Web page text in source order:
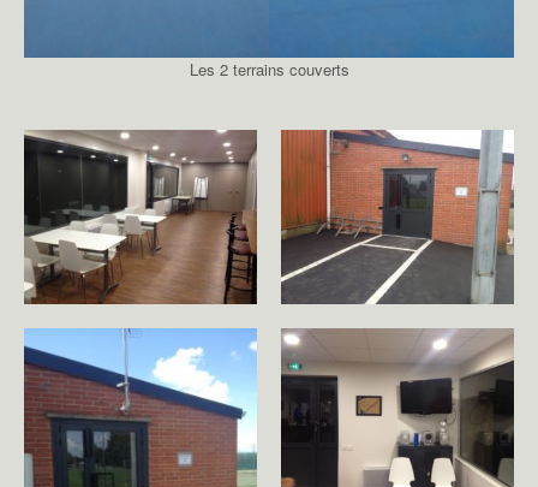
Les 2 terrains couverts